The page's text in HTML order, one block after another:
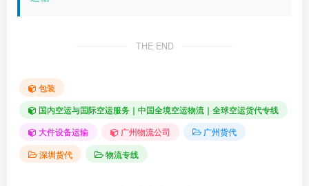
THE END
包装
国内空运与国际空运服务｜中国全境空运物流｜全球空运货代专线
大件设备运输
广州物流公司
广州货代
深圳货代
物流专线